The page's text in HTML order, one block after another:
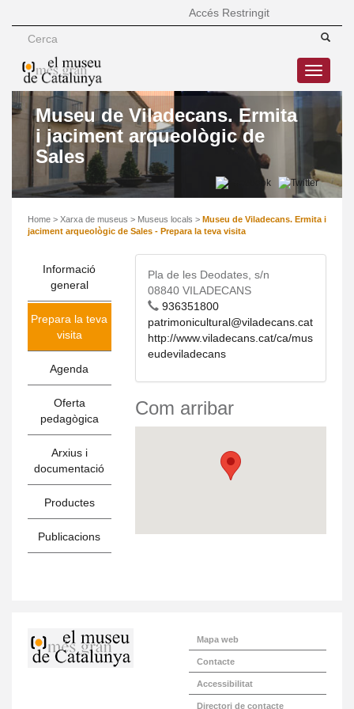
Accés Restringit
Toggle
Museu de Viladecans. Ermita
i jaciment arqueològic de
Sales
Home > Xarxa de museus > Museus locals > Museu de Viladecans. Ermita i
jaciment arqueològic de Sales - Prepara la teva visita
Informació
general
Prepara la teva
visita
Agenda
Oferta
pedagògica
Arxius i
documentació
Productes
Publicacions
Pla de les Deodates, s/n
08840 VILADECANS
936351800
patrimonicultural@viladecans.cat
http://www.viladecans.cat/ca/mus
eudeviladecans
Com arribar
Mapa web
Contacte
Accessibilitat
Directori de contacte